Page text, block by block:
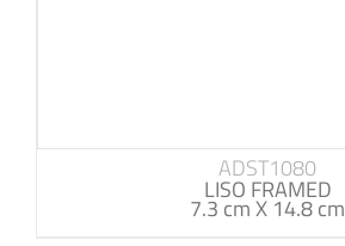
ADST1080
LISO FRAMED
7.3 cm X 14.8 cm